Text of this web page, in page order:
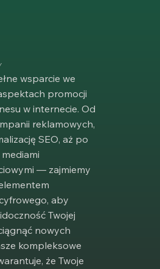
wsparcie we
promocji
w internecie. Od
reklamowych,
SEO, aż po
— zajmiemy
aby
Twojej
nowych
kompleksowe
że Twoje